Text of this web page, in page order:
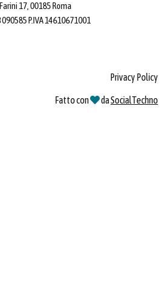
17, 00185 Roma
P.IVA 14610671001
Privacy Policy
Fatto con daSocialTechno